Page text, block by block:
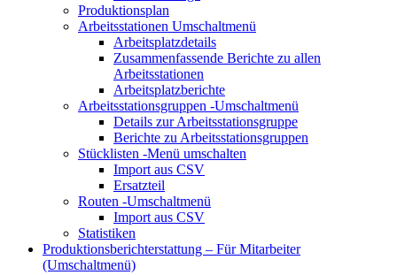
Produktionsplan
Arbeitsstationen Umschaltmenü
Arbeitsplatzdetails
Zusammenfassende Berichte zu allen
Arbeitsstationen
Arbeitsplatzberichte
Arbeitsstationsgruppen -Umschaltmenü
Details zur Arbeitsstationsgruppe
Berichte zu Arbeitsstationsgruppen
Stücklisten -Menü umschalten
Import aus CSV
Ersatzteil
Routen -Umschaltmenü
Import aus CSV
Statistiken
Produktionsberichterstattung – Für Mitarbeiter
(Umschaltmenü)